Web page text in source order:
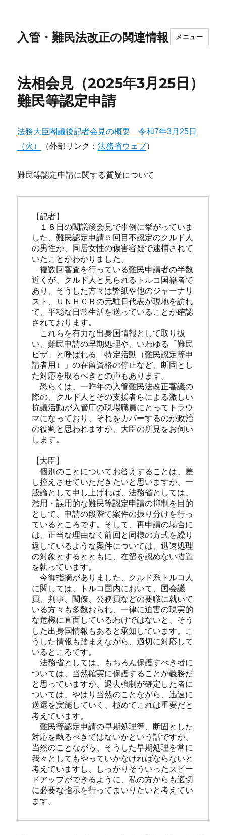
入管・難民法改正の関連情報 メニュー
法相会見（2025年3月25日）
難民等認定申請
法務大臣閣議後記者会見の概要 令和7年3月25日
（火）
（外部リンク：法務省ウェブ）
難民等認定申請に関する質疑について
【記者】
１８日の閣議後会見で事例に挙がっていま
した、難民認定申請５回目不認定のクルド人
の男性が、同居女性の傷害容疑で逮捕されて
いたことがわかりました。
複数回審査を行っている難民申請者の半数
近くが、クルド人と見られるトルコ国籍者で
あり、そうした方々は弊紙や他のジャーナリ
スト、ＵＮＨＣＲの元駐日代表が現地を訪れ
て、平穏な日常生活を送っていることが確認
されております。
これらを有力な出身国情報として取り扱
い、難民申請の早期処理や、いわゆる「難民
ビザ」と呼ばれる「特定活動（難民認定等申
請者用）」の在留資格の停止など、断固とし
た対応を取るべきとの声もあります。
恐らくは、一昨年の入管難民法改正審議の
際の、クルド人とその支援者らによる激しい
抗議活動が入管庁の現場職員にとってトラウ
マになっており、それをカバーするのが政治
の役割と思われますが、大臣の所見をお伺い
します。
【大臣】
個別のことについてお答えすることは、差
し控えさせていただきたいと思いますが、一
般論として申し上げれば、法務省としては、
濫用・誤用的な難民等認定申請の抑制を目的
として、申請の段階で案件の振り分けを行っ
ているところです。そして、再申請の場合に
は、正当な理由なく前回と同様の方式を繰り
返しているような案件については、迅速処理
の対象とするとともに、在留を認めない措置
を執っています。
今御指摘がありました、クルド系トルコ人
に関しては、トルコ国内において、国会議
員、判事、閣僚、公務員などの要職に就いて
いる方々も多数おられ、一律に迫害の現実的
な危機に直面しているわけではないと、そう
した出身国情報もあると承知しています。こ
うした情報も踏まえながら、適切に対応して
いるところです。
法務省としては、もちろん保護すべき者に
ついては、当然確実に保護することが義務だ
と思っていますが、退去強制が確定した者に
ついては、やはり当然のことながら、迅速に
送還を実施していく、極めてこれは重要だと
考えています。
難民等認定申請の早期処理等、断固とした
対応を執るべきではないかという話ですが、
当然のことながら、そうした早期処理を常に
我々としてもやっていかなければならないと
考えていますし、しっかりそういったスピー
ドアップができるように、私の方からも適切
に必要な指示を行ってまいりたいと考えてい
ます。